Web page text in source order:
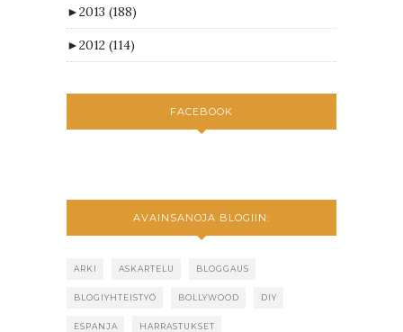
►2013 (188)
►2012 (114)
FACEBOOK
AVAINSANOJA BLOGIIN:
ARKI ASKARTELU BLOGGAUS
BLOGIYHTEISTYÖ BOLLYWOOD DIY
ESPANJA HARRASTUKSET